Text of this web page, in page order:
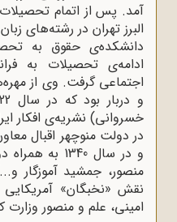
آمد. پس از اتمام
البرز تهران در رشته‌های
دانشکده‌ی حقوق به
ادامه‌ی تحصیلات به
اجتماعی گرفت. وی از
خسروانی) نشریه‌ی افکار
در دولت منوچهر اقبال
و در سال
منصور، جمشید آموزگار
نقش «نخبگان»
امینی، علم و منصور